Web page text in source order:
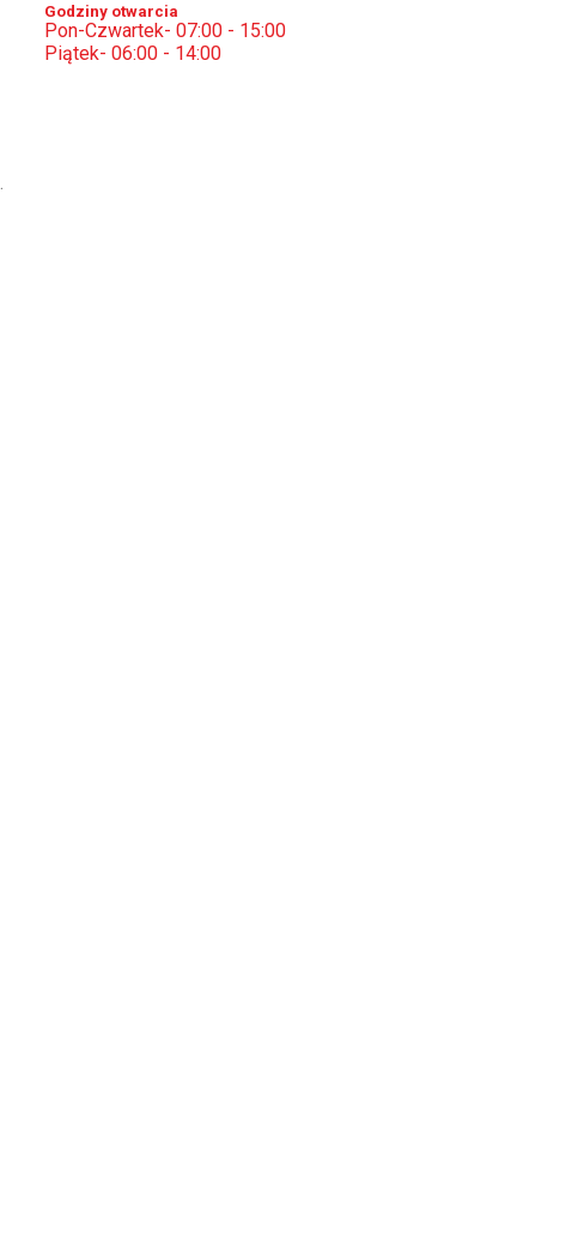
Godziny otwarcia
Pon-Czwartek- 07:00 - 15:00
Piątek- 06:00 - 14:00